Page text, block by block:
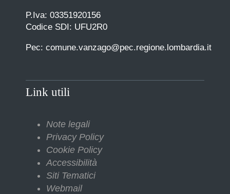
P.Iva: 03351920156
Codice SDI: UFU2R0
Pec: comune.vanzago@pec.regione.lombardia.it
Link utili
Note legali
Privacy Policy
Cookie Policy
Accessibilità
Siti Tematici
Webmail